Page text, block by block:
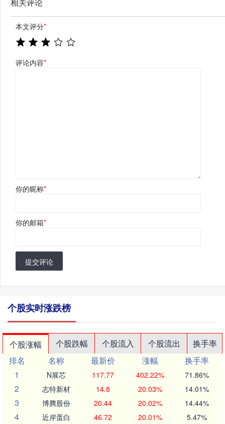
本文评分*
评论内容*
你的昵称*
你的邮箱*
提交评论
个股实时涨跌榜
个股涨幅 个股跌幅 个股流入 个股流出
换手率
排名
名称 最新价 涨幅
换手率
1
N展芯 117.77 402.22% 71.86%
2 志特新材 14.8 20.03% 14.01%
3 博腾股份 20.44 20.02% 14.44%
4 近岸蛋白 46.72 20.01% 5.47%